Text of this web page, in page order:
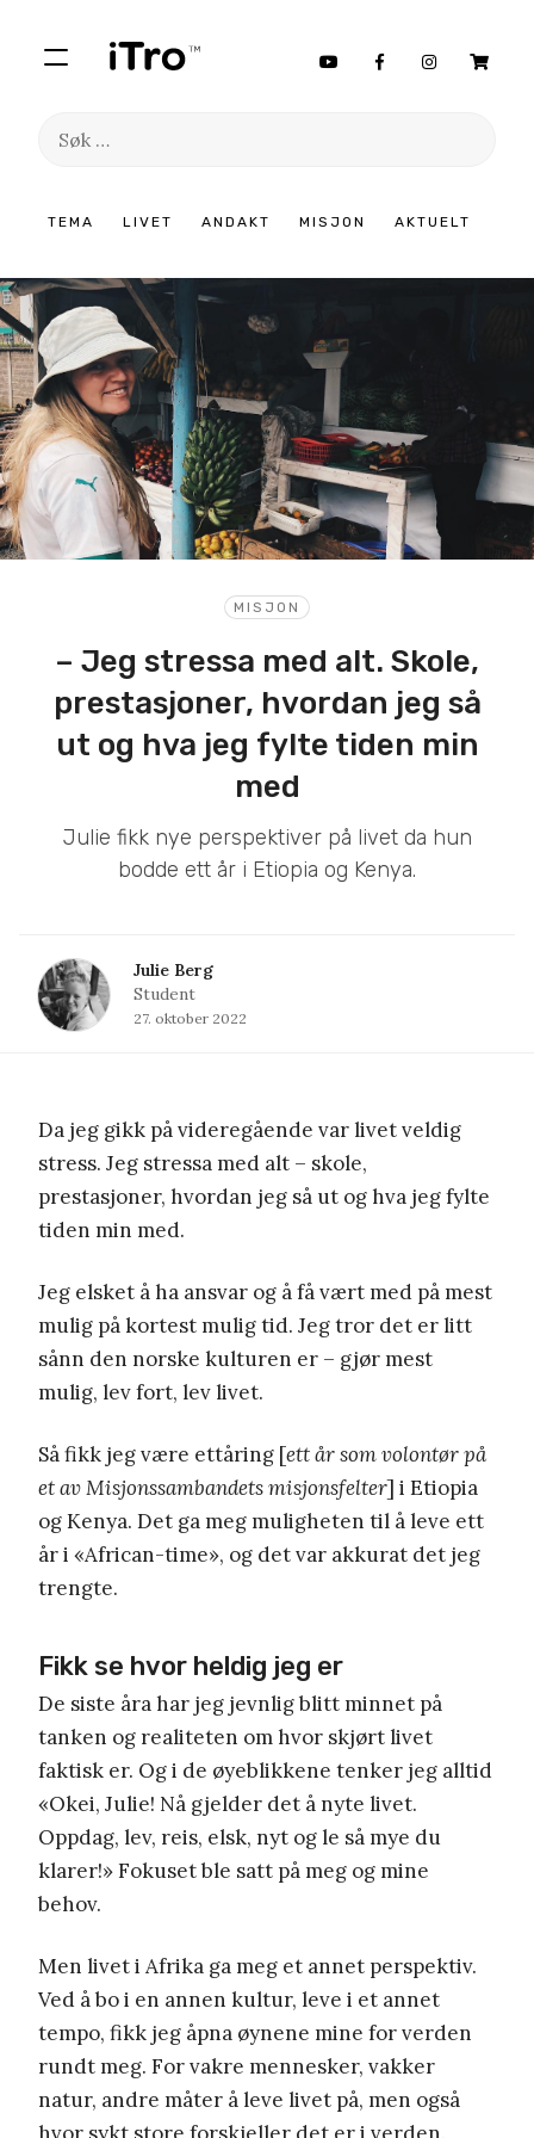
TEMA LIVET ANDAKT MISJON AKTUELT
Søk
innhold
MISJON
– Jeg stressa med alt. Skole,
prestasjoner, hvordan jeg så
ut og hva jeg fylte tiden min
med
Julie fikk nye perspektiver på livet da hun
bodde ett år i Etiopia og Kenya.
Julie Berg
Student
27. oktober 2022
Da jeg gikk på videregående var livet veldig
stress. Jeg stressa med alt – skole,
prestasjoner, hvordan jeg så ut og hva jeg fylte
tiden min med.
Jeg elsket å ha ansvar og å få vært med på mest
mulig på kortest mulig tid. Jeg tror det er litt
sånn den norske kulturen er – gjør mest
mulig, lev fort, lev livet.
Så fikk jeg være ettåring [ett år som volontør på
et av Misjonssambandets misjonsfelter] i Etiopia
og Kenya. Det ga meg muligheten til å leve ett
år i «African-time», og det var akkurat det jeg
trengte.
Fikk se hvor heldig jeg er
De siste åra har jeg jevnlig blitt minnet på
tanken og realiteten om hvor skjørt livet
faktisk er. Og i de øyeblikkene tenker jeg alltid
«Okei, Julie! Nå gjelder det å nyte livet.
Oppdag, lev, reis, elsk, nyt og le så mye du
klarer!» Fokuset ble satt på meg og mine
behov.
Men livet i Afrika ga meg et annet perspektiv.
Ved å bo i en annen kultur, leve i et annet
tempo, fikk jeg åpna øynene mine for verden
rundt meg. For vakre mennesker, vakker
natur, andre måter å leve livet på, men også